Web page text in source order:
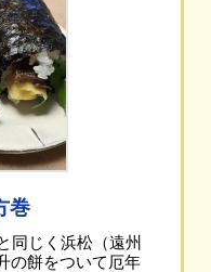
巻
同じく浜松（遠州
の餅をついて厄年